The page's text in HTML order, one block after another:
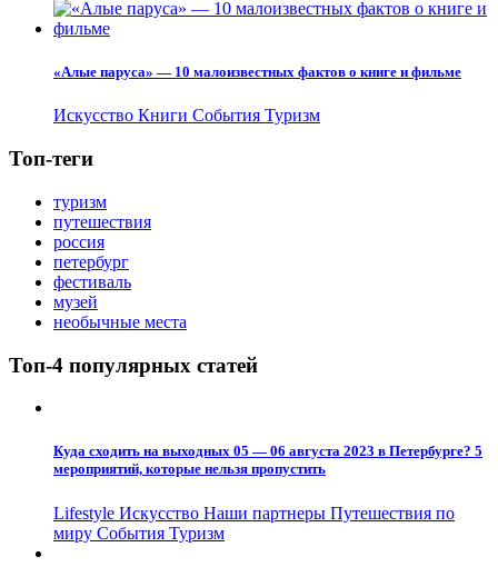
«Алые паруса» — 10 малоизвестных фактов о книге и фильме
Искусство Книги События Туризм
Топ-теги
туризм
путешествия
россия
петербург
фестиваль
музей
необычные места
Топ-4 популярных статей
Куда сходить на выходных 05 — 06 августа 2023 в Петербурге? 5
мероприятий, которые нельзя пропустить
Lifestyle Искусство Наши партнеры Путешествия по
миру События Туризм